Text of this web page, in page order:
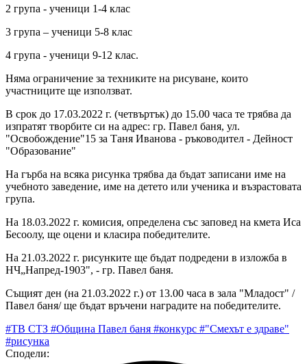
2 група - ученици 1-4 клас
3 група – ученици 5-8 клас
4 група - ученици 9-12 клас.
Няма ограничение за техниките на рисуване, които
участниците ще използват.
В срок до 17.03.2022 г. (четвъртък) до 15.00 часа те трябва да
изпратят творбите си на адрес: гр. Павел баня, ул.
"Освобождение"15 за Таня Иванова - ръководител - Дейност
"Образование"
На гърба на всяка рисунка трябва да бъдат записани име на
учебното заведение, име на детето или ученика и възрастовата
група.
На 18.03.2022 г. комисия, определена със заповед на кмета Иса
Бесоолу, ще оцени и класира победителите.
На 21.03.2022 г. рисунките ще бъдат подредени в изложба в
НЧ„Напред-1903", - гр. Павел баня.
Същият ден (на 21.03.2022 г.) от 13.00 часа в зала "Младост" /
Павел баня/ ще бъдат връчени наградите на победителите.
#ТВ СТЗ #Община Павел баня #конкурс #"Смехът е здраве"
#рисунка
Сподели: